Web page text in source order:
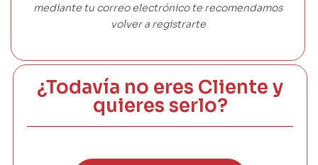
mediante tu correo electrónico te recomendamos
volver a registrarte
¿Todavía no eres Cliente y
quieres serlo?